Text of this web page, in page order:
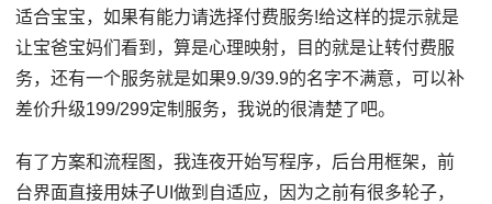
适合宝宝，如果有能力请选择付费服务!给这样的提示就是
让宝爸宝妈们看到，算是心理映射，目的就是让转付费服
务，还有一个服务就是如果9.9/39.9的名字不满意，可以补
差价升级199/299定制服务，我说的很清楚了吧。
有了方案和流程图，我连夜开始写程序，后台用框架，前
台界面直接用妹子UI做到自适应，因为之前有很多轮子，